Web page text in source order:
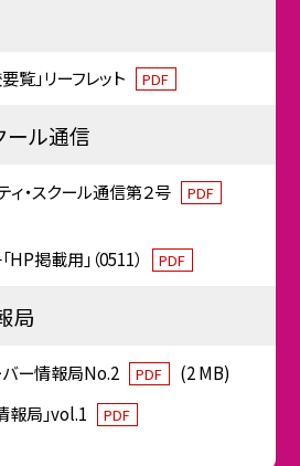
覧」リーフレット PDF
ール通信
ィ・スクール通信第２号 PDF
掲載用」（0511）
PDF
局
ー情報局No.2 PDF
(2 MB)
報局」vol.1
PDF